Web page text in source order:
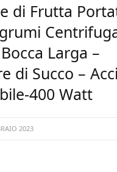
di Frutta
Larga –
di Succo –
400 Watt
2023